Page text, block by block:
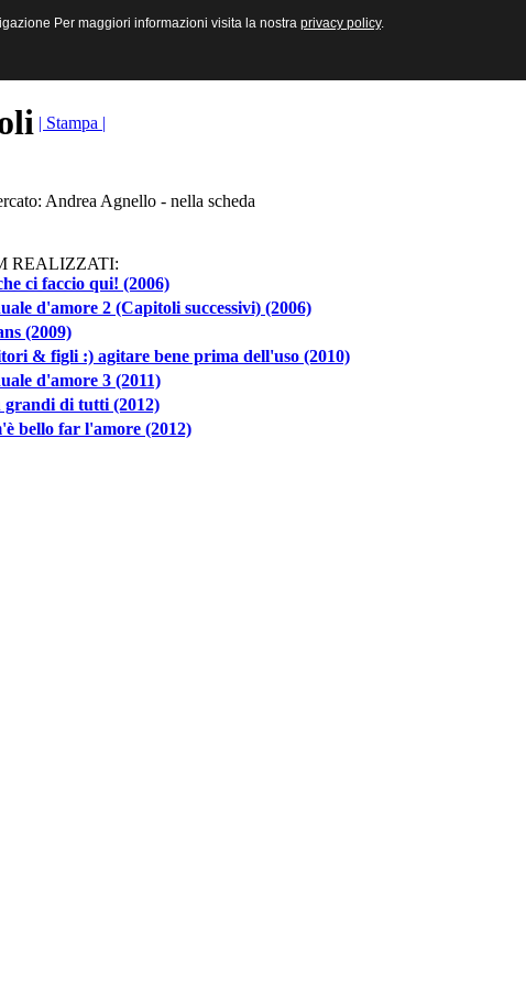
e Multimediali
| Stampa |
Andrea Agnello - nella scheda
REALIZZATI:
ci faccio qui! (2006)
d'amore 2 (Capitoli successivi) (2006)
(2009)
& figli :) agitare bene prima dell'uso (2010)
d'amore 3 (2011)
grandi di tutti (2012)
bello far l'amore (2012)
Per maggiori informazioni visita la nostra privacy policy.
Per maggiori informazioni visita la nostra privacy policy.